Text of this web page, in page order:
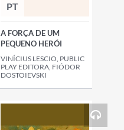
PT
A FORÇA DE UM
PEQUENO HERÓI
VINÍCIUS LESCIO, PUBLIC
PLAY EDITORA, FIÓDOR
DOSTOIEVSKI